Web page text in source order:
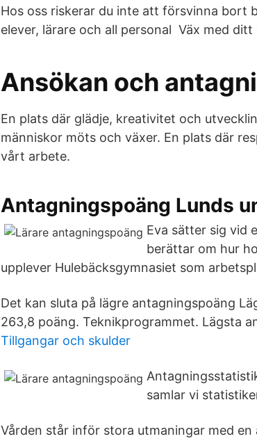
Hos oss riskerar du inte att försvinna bort
elever, lärare och all personal Väx med ditt
Ansökan och
En plats där glädje, kreativitet och
människor möts och växer. En plats där
vårt arbete.
Antagningspoäng Lunds
Eva sätter sig vid
berättar om hur
upplever Hulebäcksgymnasiet som
Det kan sluta på lägre antagningspoäng
263,8 poäng. Teknikprogrammet. Lägsta
Tillgangar och skulder
samlar vi
Vården står inför stora utmaningar med